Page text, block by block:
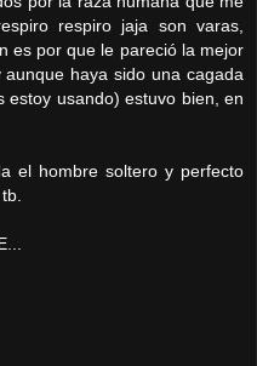
respiro jaja son varas,
es por que le pareció la mejor
haya sido una cagada
estoy usando) estuvo bien, en
el hombre soltero y perfecto